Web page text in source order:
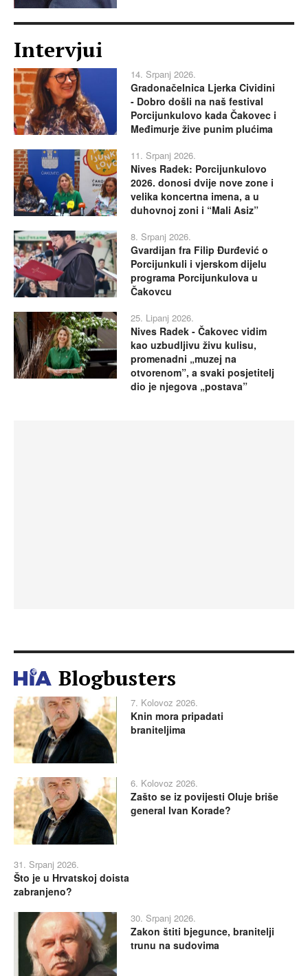
Intervjui
14. Srpanj 2026.
Gradonačelnica Ljerka Cividini
- Dobro došli na naš festival
Porcijunkulovo kada Čakovec i
Međimurje žive punim plućima
11. Srpanj 2026.
Nives Radek: Porcijunkulovo
2026. donosi dvije nove zone i
velika koncertna imena, a u
duhovnoj zoni i “Mali Asiz”
8. Srpanj 2026.
Gvardijan fra Filip Đurđević o
Porcijunkuli i vjerskom dijelu
programa Porcijunkulova u
Čakovcu
25. Lipanj 2026.
Nives Radek - Čakovec vidim
kao uzbudljivu živu kulisu,
promenadni „muzej na
otvorenom”, a svaki posjetitelj
dio je njegova „postava”
Blogbusters
7. Kolovoz 2026.
Knin mora pripadati
braniteljima
6. Kolovoz 2026.
Zašto se iz povijesti Oluje briše
general Ivan Korade?
31. Srpanj 2026.
Što je u Hrvatskoj doista
zabranjeno?
30. Srpanj 2026.
Zakon štiti bjegunce, branitelji
trunu na sudovima